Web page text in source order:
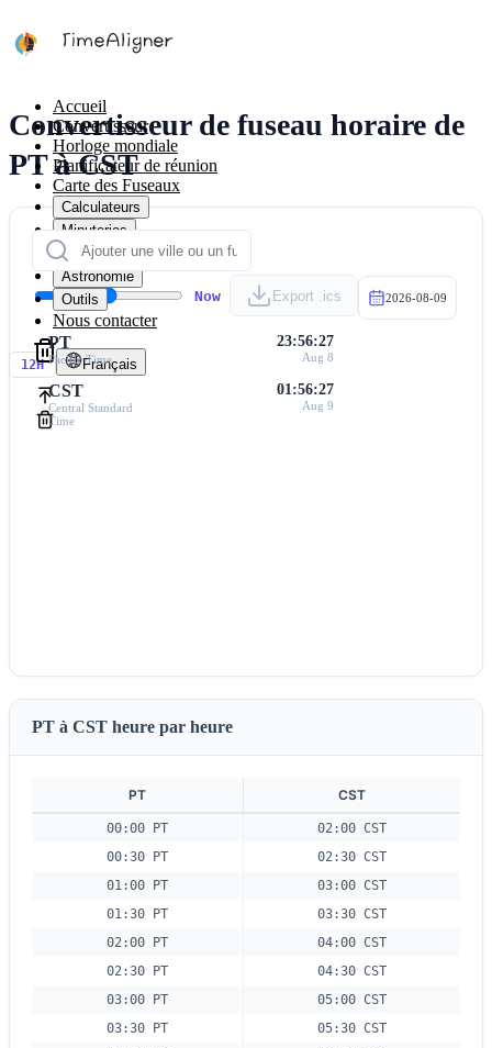
Accueil
Convertisseur
Horloge mondiale
Planificateur de réunion
Carte des Fuseaux
Calculateurs
Minuteries
Calendrier
Astronomie
Outils
Nous contacter
12H Français
Convertisseur de fuseau horaire de
PT à CST
Now Export .ics 2026-08-09
PT
Pacific Time
23:56:27
Aug 8
CST
Central Standard
Time
01:56:27
Aug 9
PT à CST heure par heure
PT CST
00:00 PT
02:00 CST
00:30 PT
02:30 CST
01:00 PT
03:00 CST
01:30 PT
03:30 CST
02:00 PT
04:00 CST
02:30 PT
04:30 CST
03:00 PT
05:00 CST
03:30 PT
05:30 CST